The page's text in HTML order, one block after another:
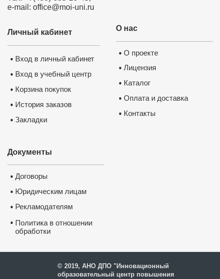
e-mail: office@moi-uni.ru
О нас
• О проекте
• Лицензия
• Каталог
• Оплата и доставка
• Контакты
Личный кабинет
• Вход в личный кабинет
• Вход в учебный центр
• Корзина покупок
• История заказов
• Закладки
Документы
• Договоры
• Юридическим лицам
• Рекламодателям
• Политика в отношении
обработки
© 2019, АНО ДПО "Инновационный
образовательный центр повышения